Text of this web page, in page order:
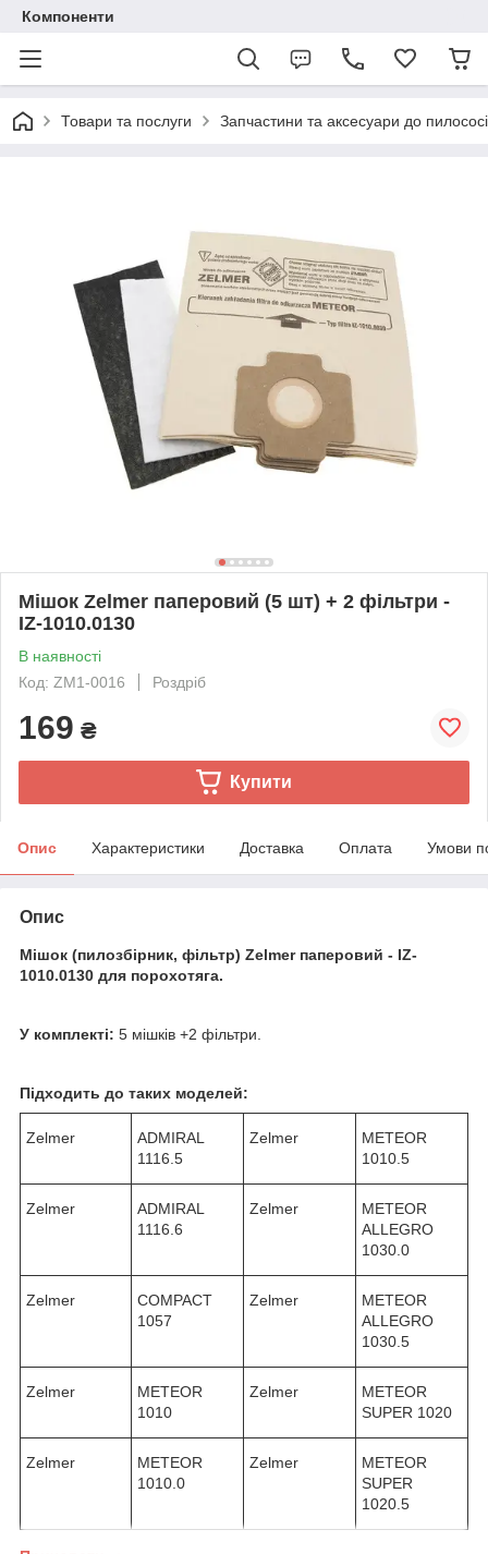
Компоненти
Товари та послуги Запчастини та аксесуари до
Мішок Zelmer паперовий (5 шт) + 2 фільтри -
IZ-1010.0130
В наявності
Код: ZM1-0016
Роздріб
169 ₴
Купити
Опис Характеристики Доставка Оплата Умови
Опис
Мішок (пилозбірник, фільтр) Zelmer паперовий - IZ-
1010.0130 для порохотяга.
У комплекті: 5 мішків +2 фільтри.
Підходить до таких моделей:
Zelmer
ADMIRAL
1116.5
Zelmer
METEOR
1010.5
Zelmer
ADMIRAL
1116.6
Zelmer
METEOR
ALLEGRO
1030.0
Zelmer
COMPACT
1057
Zelmer
METEOR
ALLEGRO
1030.5
Zelmer
METEOR
1010
Zelmer
METEOR
SUPER 1020
Zelmer
METEOR
1010.0
Zelmer
METEOR
SUPER
1020.5